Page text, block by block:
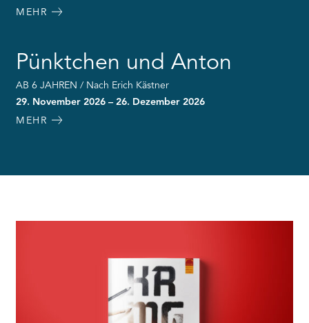
MEHR
Pünktchen und Anton
AB 6 JAHREN / Nach Erich Kästner
29. November 2026 – 26. Dezember 2026
MEHR